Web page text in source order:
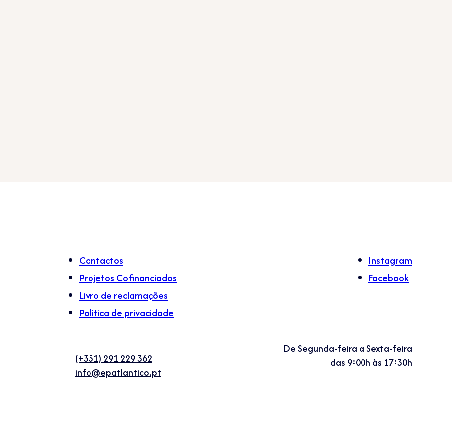
Contactos
Projetos Cofinanciados
Livro de reclamações
Política de privacidade
Instagram
Facebook
(+351) 291 229 362
info@epatlantico.pt
De Segunda-feira a Sexta-feira
das 9:00h às 17:30h